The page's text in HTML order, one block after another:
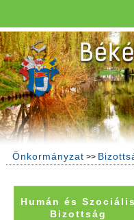
Önkormányzat >>
Humán és Szociális
Bizottság